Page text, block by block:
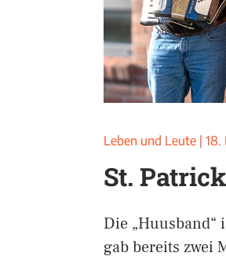
Leben und Leute 18.
St.
Die „Huusband“
gab bereits zwei